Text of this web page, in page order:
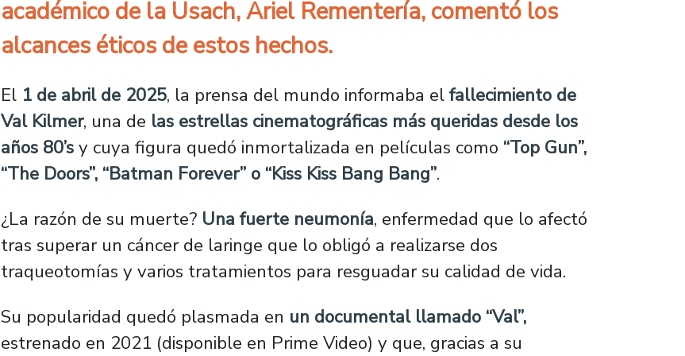
académico de la Usach, Ariel Rementería, comentó los
alcances éticos de estos hechos.
El 1 de abril de 2025, la prensa del mundo informaba elfallecimiento de
Val Kilmer, una de las estrellas cinematográficas más queridas desde los
años 80’sy cuya figura quedó inmortalizada en películas como “Top Gun”,
“The Doors”, “Batman Forever” o “Kiss Kiss Bang Bang”.
¿La razón de su muerte? Una fuerte neumonía, enfermedad que lo afectó
tras superar un cáncer de laringe que lo obligó a realizarse dos
traqueotomías y varios tratamientos para resguadar su calidad de vida.
Su popularidad quedó plasmada en un documental llamado “Val”,
estrenado en 2021 (disponible en Prime Video) y que, gracias a su